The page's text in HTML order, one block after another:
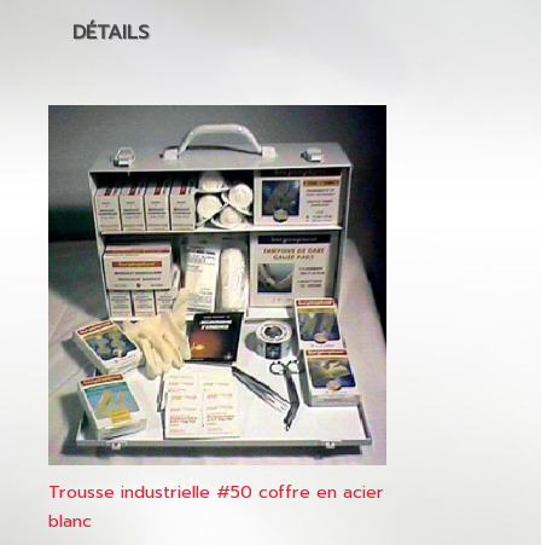
DÉTAILS
Trousse industrielle #50 coffre en acier
blanc